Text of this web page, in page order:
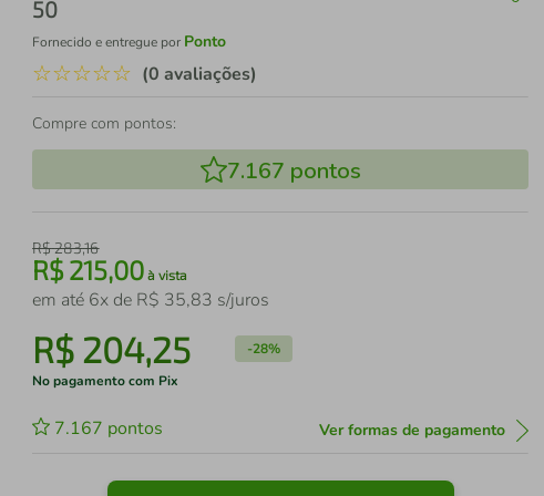
50
Fornecido e entregue por Ponto
☆☆☆☆☆ (0 avaliações)
Compre com pontos:
7.167 pontos
R$283,16
R$215,00 à vista
em até 6x de R$ 35,83 s/juros
R$ 204,25 -28%
No pagamento com Pix
7.167 pontos Ver formas de pagamento